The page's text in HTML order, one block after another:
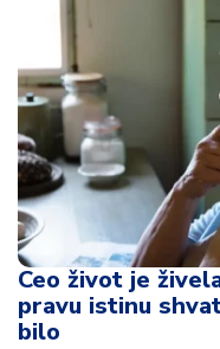
Ceo život je
pravu istinu
bilo